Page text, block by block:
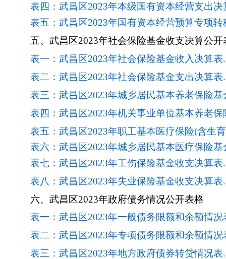
表四：武昌区2023年本级国有资本经营支出决
表五：武昌区2023年国有资本经营预算专项
五、 武昌区2023年社会保险基金收支决算公开
表一：武昌区2023年社会保险基金收入决算表
表二：武昌区2023年社会保险基金支出决算表
表三：武昌区2023年城乡居民基本养老保险
表四：武昌区2023年机关事业单位基本养老
表五：武昌区2023年职工基本医疗保险(含生
表六：武昌区2023年城乡居民基本医疗保险
表七：武昌区2023年工伤保险基金收支决算表
表八：武昌区2023年失业保险基金收支决算表
六、 武昌区2023年政府债务情况公开表格
表一：武昌区2023年一般债务限额和余额情况
表二：武昌区2023年专项债务限额和余额情况
表三：武昌区2023年地方政府债券转贷情况表